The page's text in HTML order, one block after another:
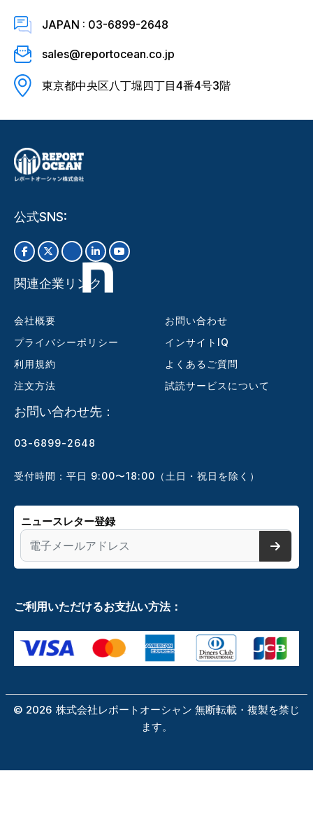
JAPAN : 03-6899-2648
sales@reportocean.co.jp
東京都中央区八丁堀四丁目4番4号3階
公式SNS:
関連企業リンク
会社概要
プライバシーポリシー
利用規約
注文方法
お問い合わせ
インサイトIQ
よくあるご質問
試読サービスについて
お問い合わせ先：
03-6899-2648
受付時間：平日 9:00〜18:00（土日・祝日を除く）
ニュースレター登録
ご利用いただけるお支払い方法：
© 2026 株式会社レポートオーシャン 無断転載・複製を禁じ
ます。